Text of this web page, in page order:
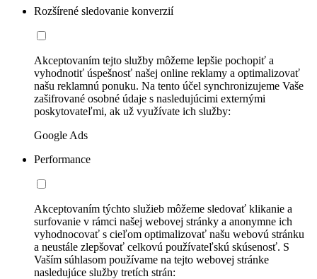
Rozšírené sledovanie konverzií
Akceptovaním tejto služby môžeme lepšie pochopiť a
vyhodnotiť úspešnosť našej online reklamy a optimalizovať
našu reklamnú ponuku. Na tento účel synchronizujeme Vaše
zašifrované osobné údaje s nasledujúcimi externými
poskytovateľmi, ak už využívate ich služby:
Google Ads
Performance
Akceptovaním týchto služieb môžeme sledovať klikanie a
surfovanie v rámci našej webovej stránky a anonymne ich
vyhodnocovať s cieľom optimalizovať našu webovú stránku
a neustále zlepšovať celkovú používateľskú skúsenosť. S
Vaším súhlasom používame na tejto webovej stránke
nasledujúce služby tretích strán: